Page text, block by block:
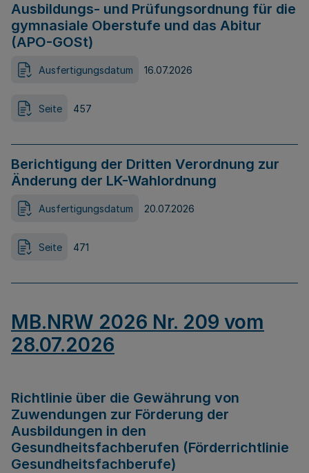
Ausbildungs- und Prüfungsordnung für die
gymnasiale Oberstufe und das Abitur
(APO-GOSt)
Ausfertigungsdatum 16.07.2026
Seite 457
Berichtigung der Dritten Verordnung zur
Änderung der LK-Wahlordnung
Ausfertigungsdatum 20.07.2026
Seite 471
MB.NRW 2026 Nr. 209 vom
28.07.2026
Richtlinie über die Gewährung von
Zuwendungen zur Förderung der
Ausbildungen in den
Gesundheitsfachberufen (Förderrichtlinie
Gesundheitsfachberufe)